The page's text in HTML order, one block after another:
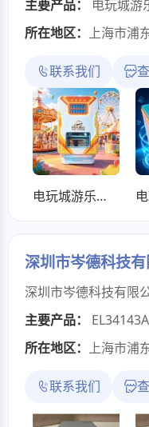
主要产品：
电玩城游乐园
所在地区： 上海市浦
联系我们
电玩城游乐园游戏机文审礼品机自助售卖通用LED数显吧台售币机
深圳市岑德科技
主要产品：
所在地区： 上海市浦
联系我们